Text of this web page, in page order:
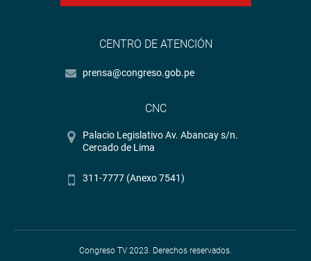
CENTRO DE ATENCIÓN
prensa@congreso.gob.pe
CNC
Palacio Legislativo Av. Abancay s/n.
Cercado de Lima
311-7777 (Anexo 7541)
Congreso TV 2023. Derechos reservados.